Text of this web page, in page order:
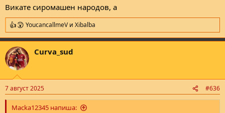
Викате сиромашен народов, а
R
e
a
c
t
i
s
:
YoucancallmeV и Xibalba
Curva_sud
7 август 2025 #636
Macka12345 напиша: